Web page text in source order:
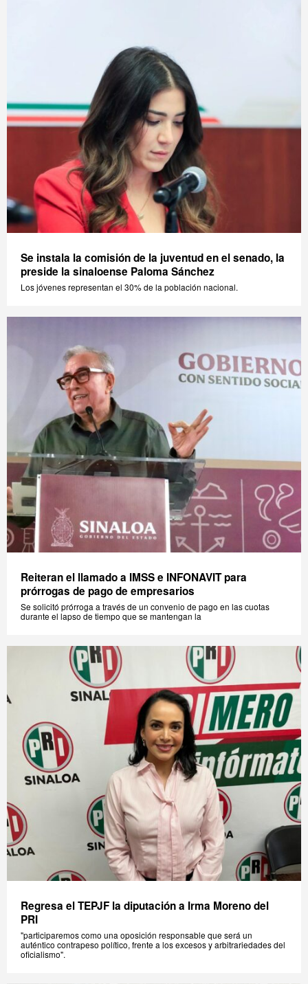
Se instala la comisión de la juventud en el senado, la
preside la sinaloense Paloma Sánchez
Los jóvenes representan el 30% de la población nacional.
Reiteran el llamado a IMSS e INFONAVIT para
prórrogas de pago de empresarios
Se solicitó prórroga a través de un convenio de pago en las cuotas
durante el lapso de tiempo que se mantengan la
Regresa el TEPJF la diputación a Irma Moreno del
PRI
"participaremos como una oposición responsable que será un
auténtico contrapeso político, frente a los excesos y arbitrariedades del
oficialismo".